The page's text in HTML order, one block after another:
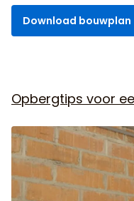
Download bouwplan
Opbergtips voor